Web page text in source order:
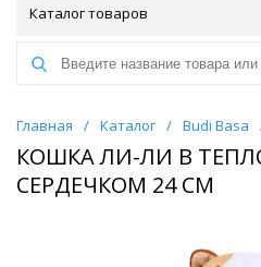
Каталог товаров
Главная / Каталог / Budi Basa
КОШКА ЛИ-ЛИ В
СЕРДЕЧКОМ 24 СМ